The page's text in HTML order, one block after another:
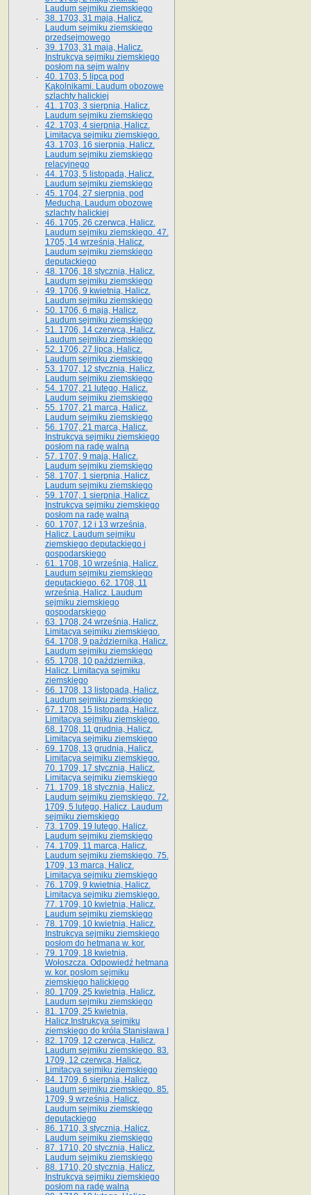
Laudum sejmiku ziemskiego
38. 1703, 31 maja, Halicz.
Laudum sejmiku ziemskiego
przedsejmowego
39. 1703, 31 maja, Halicz.
Instrukcya sejmiku ziemskiego
posłom na sejm walny
40. 1703, 5 lipca pod
Kąkolnikami. Laudum obozowe
szlachty halickiej
41­. 1703, 3 sierpnia, Halicz.
Laudum sejmiku ziemskiego
42. 1703, 4 sierpnia, Halicz.
Limitacya sejmiku ziemskiego.
43. 1703, 16 sierpnia, Halicz.
Laudum sejmiku ziemskiego
relacyjnego
44. 1703, 5 listopada, Halicz.
Laudum sejmiku ziemskiego
45. 1704, 27 sierpnia, pod
Meduchą. Laudum obozowe
szlachty halickiej
46. 1705, 26 czerwca, Halicz.
Laudum sejmiku ziemskiego. 47.
1705, 14 września, Halicz.
Laudum sejmiku ziemskiego
deputackiego
48. 1706, 18 stycznia, Halicz.
Laudum sejmiku ziemskiego
49. 1706, 9 kwietnia, Halicz.
Laudum sejmiku ziemskiego
50. 1706, 6 maja, Halicz.
Laudum sejmiku ziemskiego
51. 1706, 14 czerwca, Halicz.
Laudum sejmiku ziemskiego
52. 1706, 27 lipca, Halicz.
Laudum sejmiku ziemskiego
53. 1707, 12 stycznia, Halicz.
Laudum sejmiku ziemskiego
54. 1707, 21 lutego, Halicz.
Laudum sejmiku ziemskiego
55. 1707, 21 marca, Halicz.
Laudum sejmiku ziemskiego
56. 1707, 21 marca, Halicz.
Instrukcya sejmiku ziemskiego
posłom na radę walną
57. 1707, 9 maja, Halicz.
Laudum sejmiku ziemskiego
58. 1707, 1 sierpnia, Halicz.
Laudum sejmiku ziemskiego
59. 1707, 1 sierpnia, Halicz.
Instrukcya sejmiku ziemskiego
posłom na radę walną
60. 1707, 12 i 13 września,
Halicz. Laudum sejmiku
ziemskiego deputackiego i
gospodarskiego
61. 1708, 10 września, Halicz.
Laudum sejmiku ziemskiego
deputackiego. 62. 1708, 11
września, Halicz. Laudum
sejmiku ziemskiego
gospodarskiego
63. 1708, 24 września, Halicz.
Limitacya sejmiku ziemskiego.
64. 1708, 9 października, Halicz.
Laudum sejmiku ziemskiego
65­. 1708, 10 października,
Halicz. Limitacya sejmiku
ziemskiego
66. 1708, 13 listopada, Halicz.
Laudum sejmiku ziemskiego
67. 1708, 15 listopada, Halicz.
Limitacya sejmiku ziemskiego.
68. 1708, 11 grudnia, Halicz.
Limitacya sejmiku ziemskiego
69. 1708, 13 grudnia, Halicz.
Limitacya sejmiku ziemskiego.
70. 1709, 17 stycznia, Halicz.
Limitacya sejmiku ziemskiego
71. 1709, 18 stycznia, Halicz.
Laudum sejmiku ziemskiego. 72.
1709, 5 lutego, Halicz. Laudum
sejmiku ziemskiego
73. 1709, 19 lutego, Halicz.
Laudum sejmiku ziemskiego
74. 1709, 11 marca, Halicz.
Laudum sejmiku ziemskiego. 75.
1709, 13 marca, Halicz.
Limitacya sejmiku ziemskiego
76. 1709, 9 kwietnia, Halicz.
Limitacya sejmiku ziemskiego.
77. 1709, 10 kwietnia, Halicz.
Laudum sejmiku ziemskiego
78. 1709, 10 kwietnia, Halicz.
Instrukcya sejmiku ziemskiego
posłom do hetmana w. kor.
79. 1709, 18 kwietnia,
Wołoszcza. Odpowiedź hetmana
w. kor. posłom sejmiku
ziemskiego halickiego
80. 1709, 25 kwietnia, Halicz.
Laudum sejmiku ziemskiego
81. 1709, 25 kwietnia,
Halicz.Instrukcya sejmiku
ziemskiego do króla Stanisława I
82. 1709, 12 czerwca, Halicz.
Laudum sejmiku ziemskiego. 83.
1709, 12 czerwca, Halicz.
Limitacya sejmiku ziemskiego
84. 1709, 6 sierpnia, Halicz.
Laudum sejmiku ziemskiego. 85.
1709, 9 września, Halicz.
Laudum sejmiku ziemskiego
deputackiego
86. 1710, 3 stycznia, Halicz.
Laudum sejmiku ziemskiego
87. 1710, 20 stycznia, Halicz.
Laudum sejmiku ziemskiego
88. 1710, 20 stycznia, Halicz.
Instrukcya sejmiku ziemskiego
posłom na radę walną